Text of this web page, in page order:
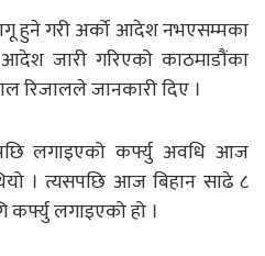
हुने गरी अर्को आदेश नभएसम्मका
आदेश जारी गरिएको काठमाडौंका
रिजालले जानकारी दिए ।
लगाइएको कर्फ्यु अवधि आज
। त्यसपछि आज बिहान साढे ८
लगाइएको हो ।